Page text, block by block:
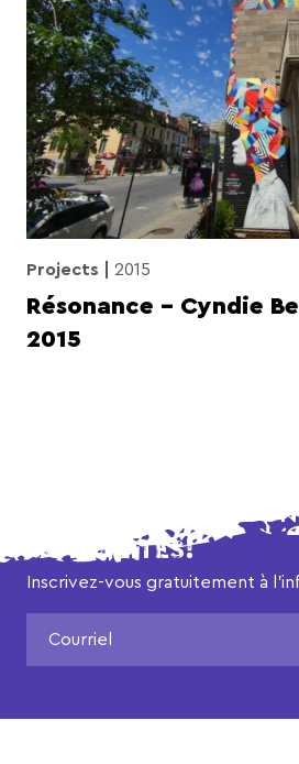
Projects 2015
Résonance – Cyndie
2015
NE MANQUEZ
ACTUALITÉS!
Inscrivez-vous gratuitement à